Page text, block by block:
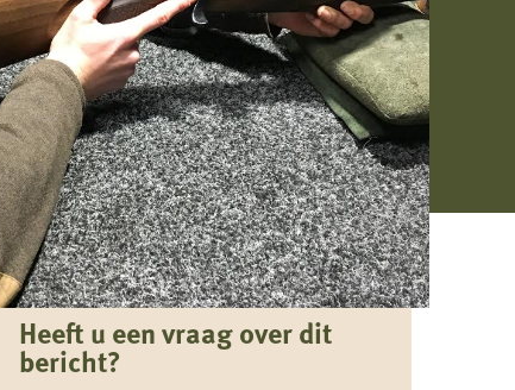
Heeft u een vraag over dit
bericht?